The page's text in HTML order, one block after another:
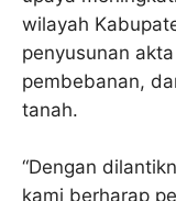
wilayah
penyusunan
pembebanan,
tanah.
“Dengan
kami berharap